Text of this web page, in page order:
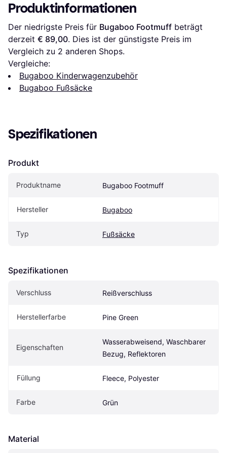
Produktinformationen
Der niedrigste Preis für Bugaboo Footmuff beträgt
derzeit € 89,00. Dies ist der günstigste Preis im
Vergleich zu 2 anderen Shops.
Vergleiche:
Bugaboo Kinderwagenzubehör
Bugaboo Fußsäcke
Spezifikationen
Produkt
Produktname Bugaboo Footmuff
Hersteller Bugaboo
Typ Fußsäcke
Spezifikationen
Verschluss Reißverschluss
Herstellerfarbe Pine Green
Eigen­schaften
Wasserabweisend, Waschbarer
Bezug, Reflektoren
Füllung Fleece, Polyester
Farbe Grün
Material